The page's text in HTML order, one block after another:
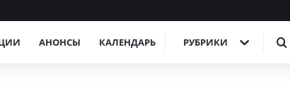
АНОНСЫ КАЛЕНДАРЬ РУБРИКИ